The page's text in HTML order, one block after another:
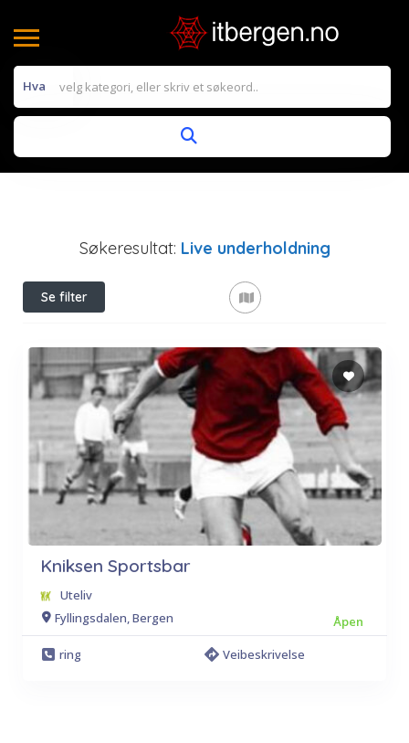
Hva
Søkeresultat: Live underholdning
Se filter
Kniksen Sportsbar
Uteliv
Fyllingsdalen, Bergen
Åpen
ring
Veibeskrivelse